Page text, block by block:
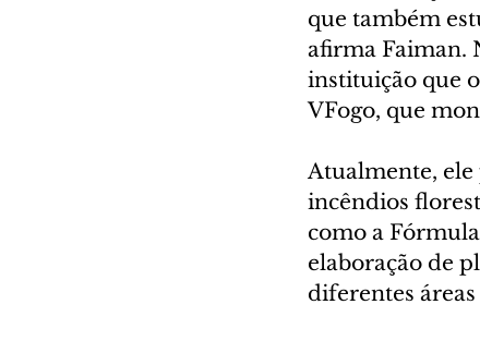
que também
afirma Faiman.
instituição que
VFogo, que
Atualmente, ele
incêndios
como a
elaboração de
diferentes